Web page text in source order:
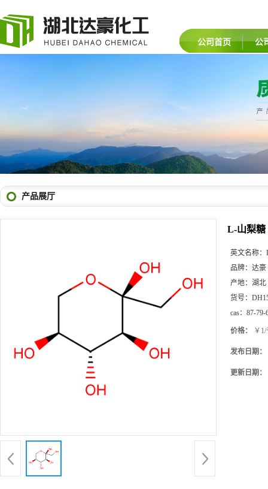
公司首页 公
产品展厅
L-山梨糖
英文名称：
品牌： 达豪
产地： 湖北
货号：
cas： 87-79-
价格： ￥
发布日期：
更新日期：